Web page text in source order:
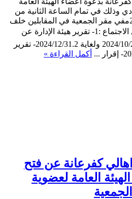
وذلك في تمام الساعة الثانية من
بعد ظهريوم الأربعاء 2025/1/1مفي مقر الجمعية في المقابلين خلف
الإذاعة والتلفزيون. 📋 جدول الاجتماع :1- تقرير هيئة الإدارة عن
أعمال الجمعية للفترة من 2024/10/25 ولغاية 2024/12/31.2- تقرير
أكمل القراءة »
كفرعانة عن فتح
العامة لعضوية